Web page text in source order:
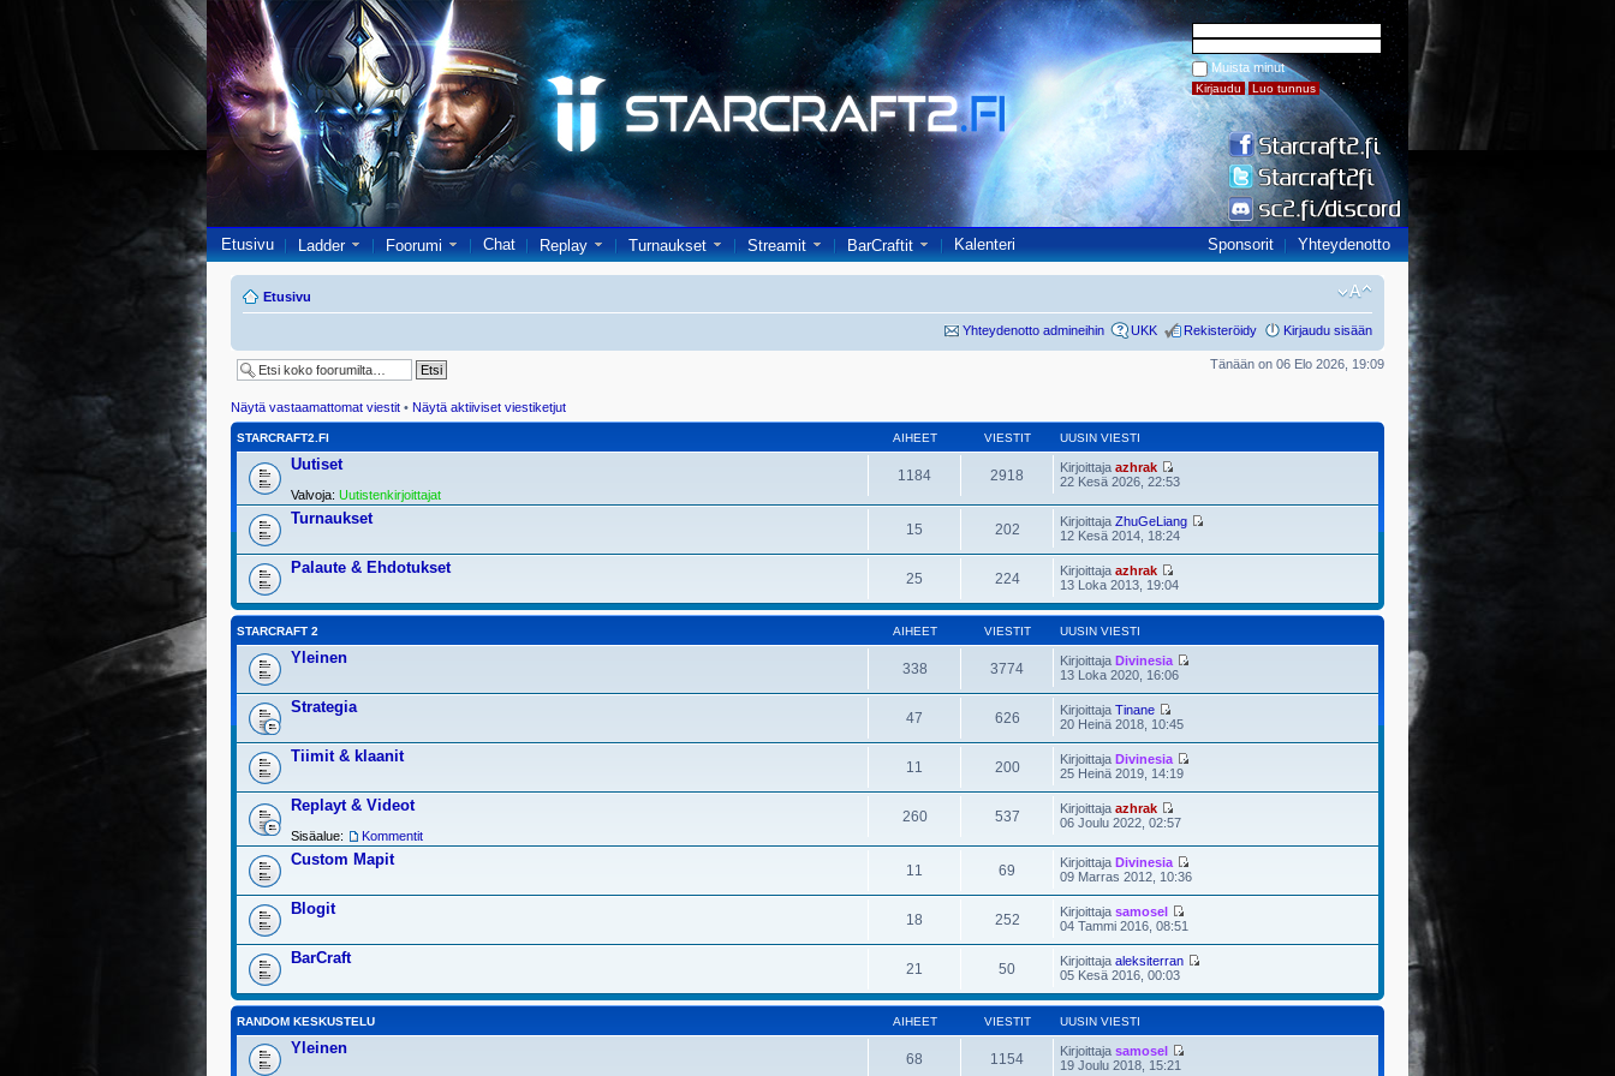
Muista minut
Etusivu Ladder Foorumi Chat Replay Turnaukset Streamit BarCraftit Kalenteri Sponsorit Yhteydenotto
Etusivu
Yhteydenotto admineihin UKK Rekisteröidy Kirjaudu sisään
Tänään on 06 Elo 2026, 19:09
Näytä vastaamattomat viestit • Näytä aktiiviset viestiketjut
STARCRAFT2.FI AIHEET VIESTIT UUSIN VIESTI
Uutiset
Valvoja: Uutistenkirjoittajat
1184 2918 Kirjoittaja azhrak
22 Kesä 2026, 22:53
Turnaukset
15 202 Kirjoittaja ZhuGeLiang
12 Kesä 2014, 18:24
Palaute & Ehdotukset
25 224 Kirjoittaja azhrak
13 Loka 2013, 19:04
STARCRAFT 2 AIHEET VIESTIT UUSIN VIESTI
Yleinen
338 3774 Kirjoittaja Divinesia
13 Loka 2020, 16:06
Strategia
47 626 Kirjoittaja Tinane
20 Heinä 2018, 10:45
Tiimit & klaanit
11 200 Kirjoittaja Divinesia
25 Heinä 2019, 14:19
Replayt & Videot
Sisäalue: Kommentit
260 537 Kirjoittaja azhrak
06 Joulu 2022, 02:57
Custom Mapit
11 69 Kirjoittaja Divinesia
09 Marras 2012, 10:36
Blogit
18 252 Kirjoittaja samosel
04 Tammi 2016, 08:51
BarCraft
21 50 Kirjoittaja aleksiterran
05 Kesä 2016, 00:03
RANDOM KESKUSTELU AIHEET VIESTIT UUSIN VIESTI
Yleinen
68 1154 Kirjoittaja samosel
19 Joulu 2018, 15:21